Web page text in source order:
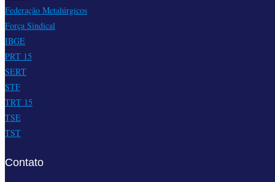
Federação Metalúrgicos
Força Sindical
IBGE
PRT 15
SERT
STF
TRT 15
TSE
TST
Contato